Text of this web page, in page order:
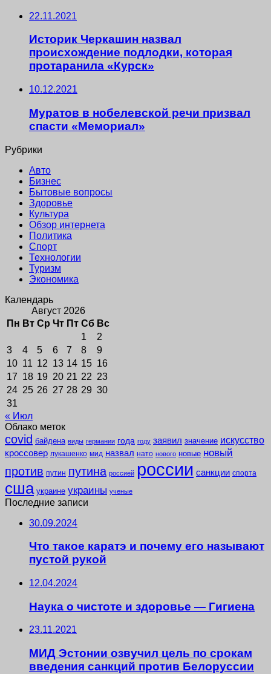
22.11.2021
Историк Черкашин назвал
происхождение подлодки, которая
протаранила «Курск»
10.12.2021
Муратов в нобелевской речи призвал
спасти «Мемориал»
Рубрики
Авто
Бизнес
Бытовые вопросы
Здоровье
Культура
Обзор интернета
Политика
Спорт
Технологии
Туризм
Экономика
Календарь
Август 2026
Пн Вт Ср Чт Пт Сб Вс
1
2
3
4 5 6 7 8
9
10 11 12 13 14 15 16
17 18 19 20 21 22 23
24 25 26 27 28 29 30
31
« Июл
Облако меток
covid байдена виды германии года году заявил значение искусство
кроссовер лукашенко мид назвал нато нового новые новый
против путин путина россией россии санкции спорта
сша украине украины ученые
Последние записи
30.09.2024
Что такое каратэ и почему его называют
пустой рукой
12.04.2024
Наука о чистоте и здоровье — Гигиена
23.11.2021
МИД Эстонии озвучил цель по срокам
введения санкций против Белоруссии